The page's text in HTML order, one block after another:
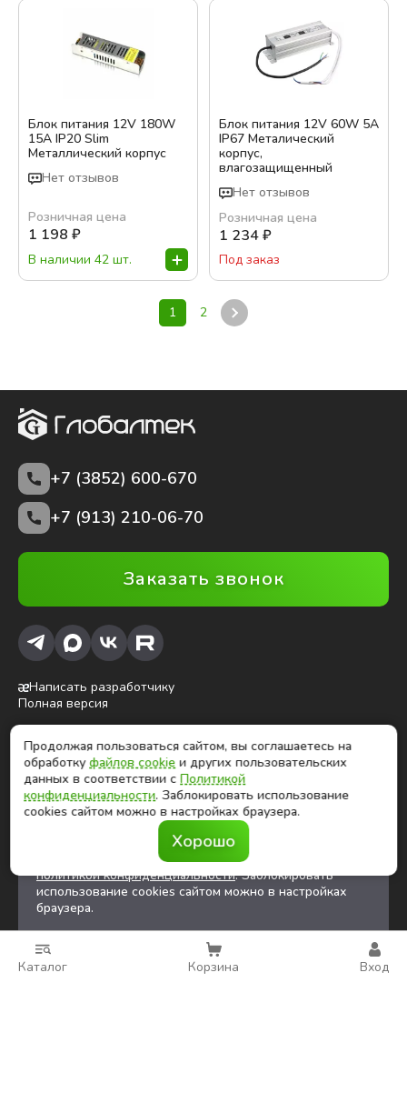
Блок питания 12V 180W
15A IP20 Slim
Металлический корпус
Нет отзывов
Розничная цена
1 198 ₽
В наличии 42 шт.
Блок питания 12V 60W 5A
IP67 Металический
корпус,
влагозащищенный
Нет отзывов
Розничная цена
1 234₽
Под заказ
1 2
+7 (3852) 600-670
+7 (913) 210-06-70
Заказать звонок
Написать разработчику
Полная версия
ⓒ Глобалтек, 2026
Цены на сайте не являются публичной офертой
Продолжая использовать сайт, вы соглашаетесь на
файлов cookiesи других
пользовательских данных в соответствии с
политикой конфиденциальности. Заблокировать
использование cookies сайтом можно в настройках
браузера.
Каталог Корзина Вход
Продолжая пользоваться сайтом, вы соглашаетесь на
обработкуфайлов cookie и других пользовательских
данных в соответствии сПолитикой
конфиденциальности. Заблокировать использование
cookies сайтом можно в настройках браузера.
Хорошо